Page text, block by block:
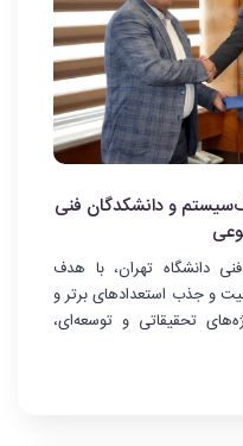
و دانشکدگان فنی
دانشگاه تهران، با هدف
و جذب استعدادهای برتر و
تحقیقاتی و توسعه‌ای،